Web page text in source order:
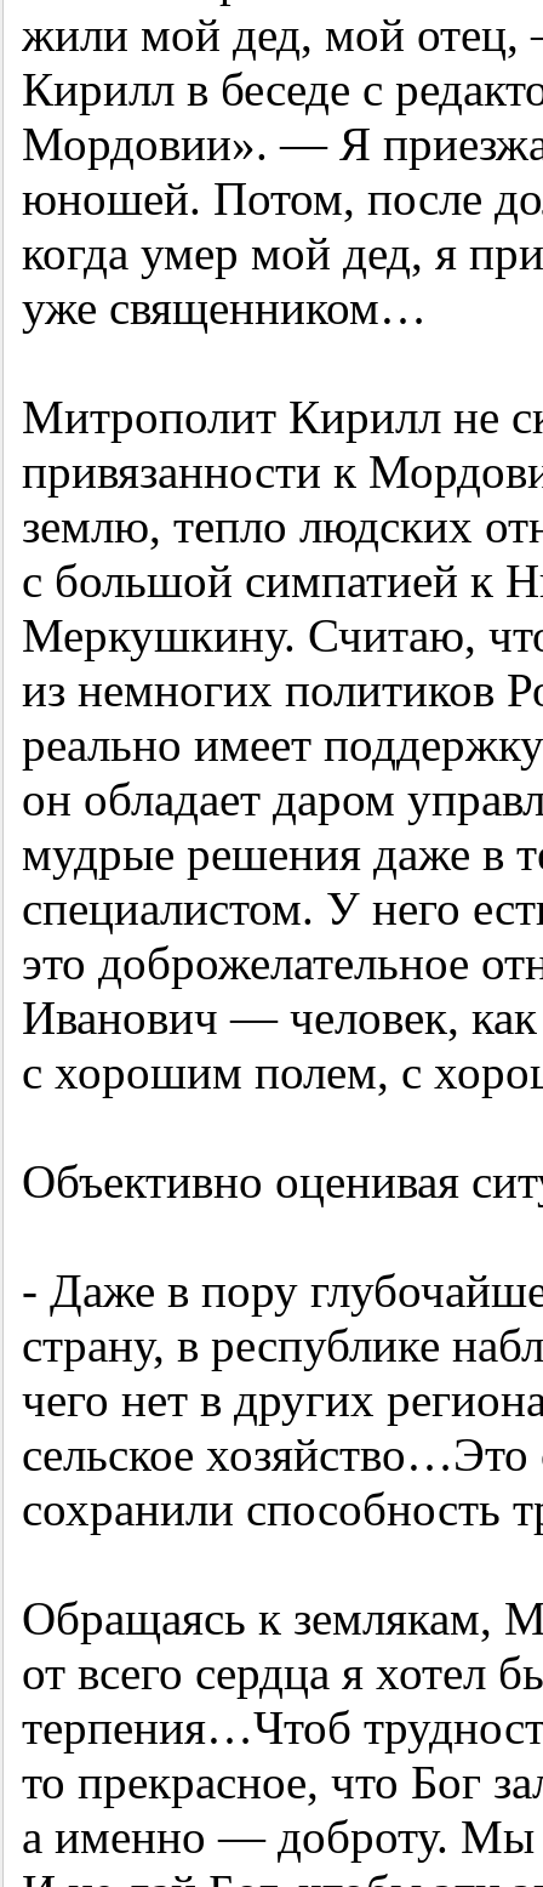
жили мой дед, мой
Кирилл в беседе с
Мордовии». — Я
юношей. Потом, после
когда умер мой дед, я
уже священником…
Митрополит Кирилл не
привязанности к
землю, тепло людских
с большой симпатией к
Меркушкину. Считаю,
из немногих политиков
реально имеет
он обладает даром
мудрые решения даже в
специалистом. У него
это доброжелательное
Иванович — человек, как
с хорошим полем, с
Объективно оценивая
- Даже в пору
страну, в республике
чего нет в других
сельское хозяйство…Это
сохранили способность
Обращаясь к землякам,
от всего сердца я хотел
терпения…Чтоб
то прекрасное, что Бог
а именно — доброту. Мы